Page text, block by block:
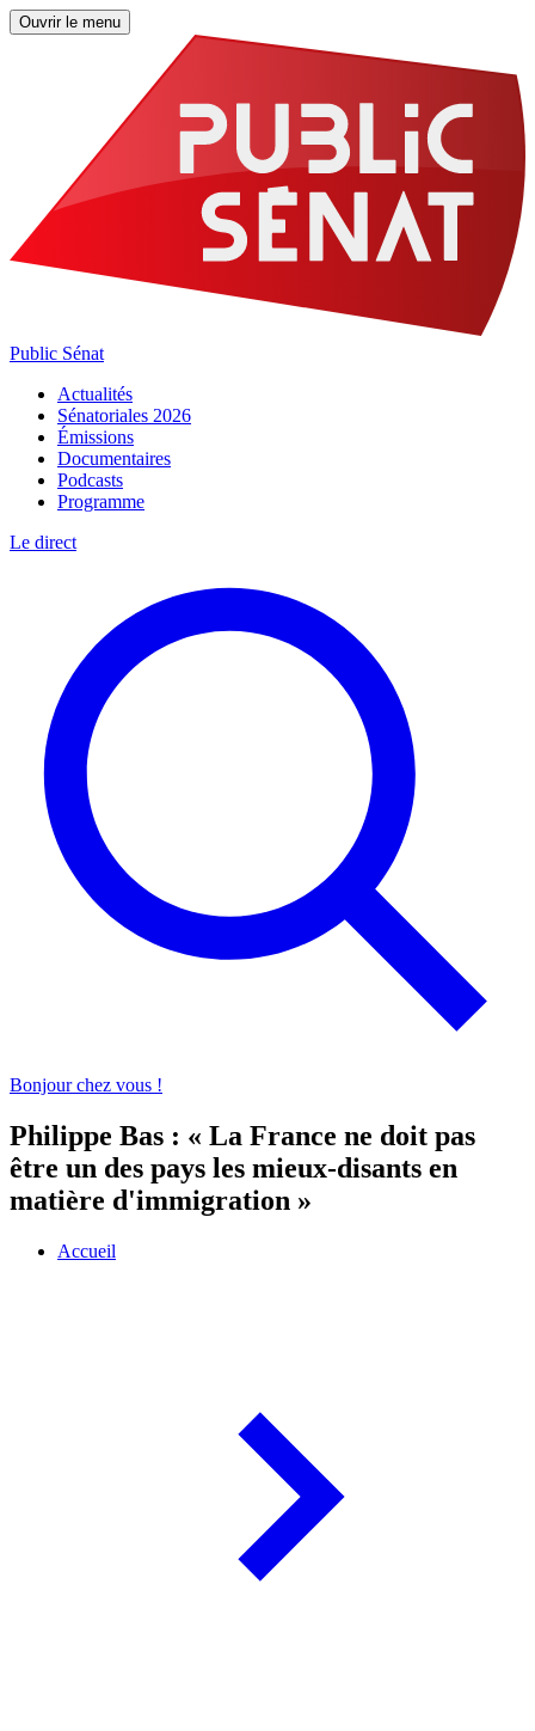
Ouvrir le menu
Public Sénat
Actualités
Sénatoriales 2026
Émissions
Documentaires
Podcasts
Programme
Le direct
Bonjour chez vous !
Philippe Bas : « La France ne doit pas
être un des pays les mieux-disants en
matière d'immigration »
Accueil